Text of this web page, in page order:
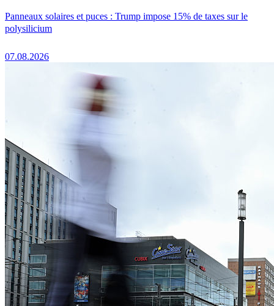
Panneaux solaires et puces : Trump impose 15% de taxes sur le
polysilicium
07.08.2026